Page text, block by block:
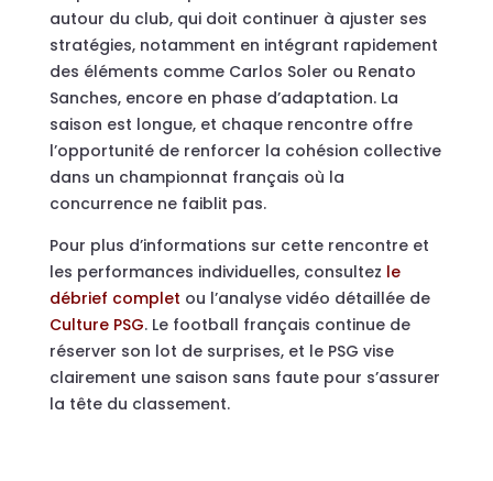
autour du club, qui doit continuer à ajuster ses
stratégies, notamment en intégrant rapidement
des éléments comme Carlos Soler ou Renato
Sanches, encore en phase d’adaptation. La
saison est longue, et chaque rencontre offre
l’opportunité de renforcer la cohésion collective
dans un championnat français où la
concurrence ne faiblit pas.
Pour plus d’informations sur cette rencontre et
les performances individuelles, consultez le
débrief complet ou l’analyse vidéo détaillée de
Culture PSG. Le football français continue de
réserver son lot de surprises, et le PSG vise
clairement une saison sans faute pour s’assurer
la tête du classement.